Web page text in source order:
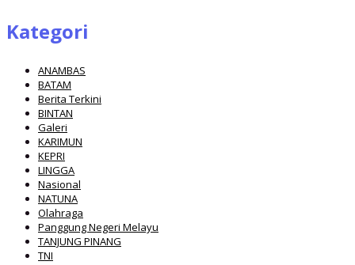
Kategori
ANAMBAS
BATAM
Berita Terkini
BINTAN
Galeri
KARIMUN
KEPRI
LINGGA
Nasional
NATUNA
Olahraga
Panggung Negeri Melayu
TANJUNG PINANG
TNI